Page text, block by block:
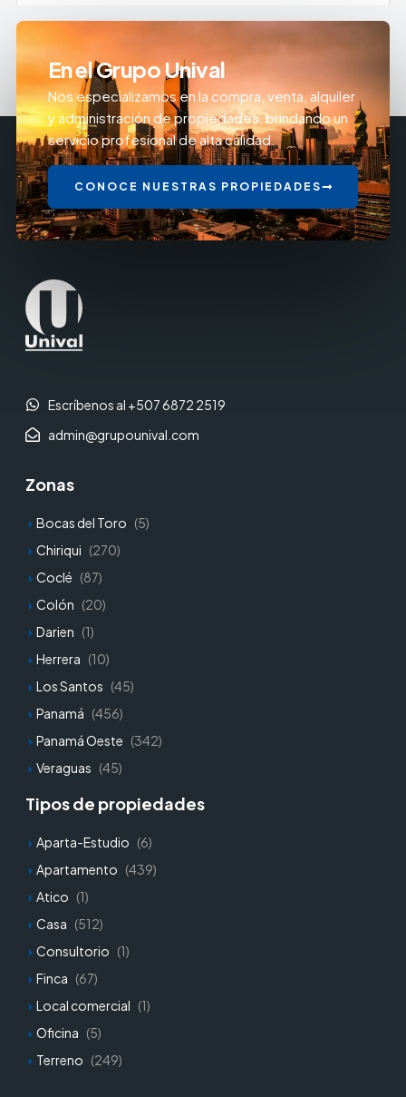
En el Grupo Unival
Nos especializamos en la compra, venta, alquiler
y administración de propiedades, brindando un
servicio profesional de alta calidad.
CONOCE NUESTRAS PROPIEDADES
Escríbenos al +507 6872 2519
admin@grupounival.com
Zonas
Bocas del Toro (5)
Chiriqui (270)
Coclé (87)
Colón (20)
Darien (1)
Herrera (10)
Los Santos (45)
Panamá (456)
Panamá Oeste (342)
Veraguas (45)
Tipos de propiedades
Aparta-Estudio (6)
Apartamento (439)
Atico (1)
Casa (512)
Consultorio (1)
Finca (67)
Local comercial (1)
Oficina (5)
Terreno (249)